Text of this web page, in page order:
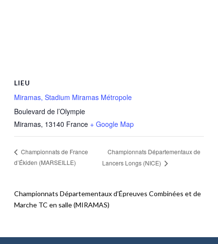
LIEU
Miramas, Stadium Miramas Métropole
Boulevard de l’Olympie
Miramas, 13140 France + Google Map
Championnats de France
d’Ékiden (MARSEILLE)
Championnats Départementaux de
Lancers Longs (NICE)
Championnats Départementaux d’Épreuves Combinées et de
Marche TC en salle (MIRAMAS)